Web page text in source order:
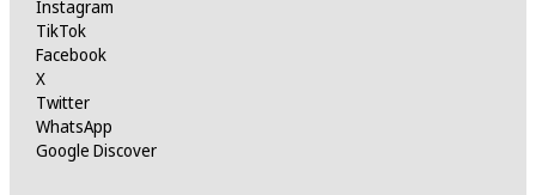
Instagram
TikTok
Facebook
X
Twitter
WhatsApp
Google Discover